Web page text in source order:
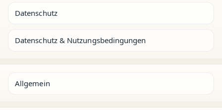
Datenschutz
Datenschutz & Nutzungsbedingungen
Allgemein